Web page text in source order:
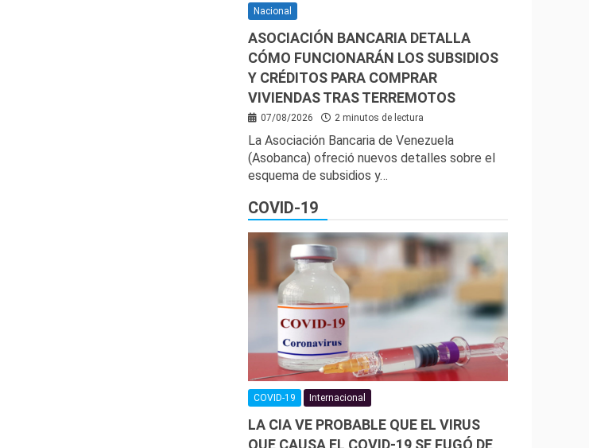
Nacional
ASOCIACIÓN BANCARIA DETALLA
CÓMO FUNCIONARÁN LOS SUBSIDIOS
Y CRÉDITOS PARA COMPRAR
VIVIENDAS TRAS TERREMOTOS
07/08/2026 2 minutos de lectura
La Asociación Bancaria de Venezuela
(Asobanca) ofreció nuevos detalles sobre el
esquema de subsidios y…
COVID-19
COVID-19 Internacional
LA CIA VE PROBABLE QUE EL VIRUS